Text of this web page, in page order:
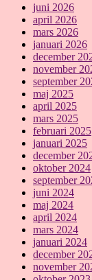
juni 2026
april 2026
mars 2026
januari 2026
december
november
september
maj 2025
april 2025
mars 2025
februari 2025
januari 2025
december
oktober 2024
september
juni 2024
maj 2024
april 2024
mars 2024
januari 2024
december
november